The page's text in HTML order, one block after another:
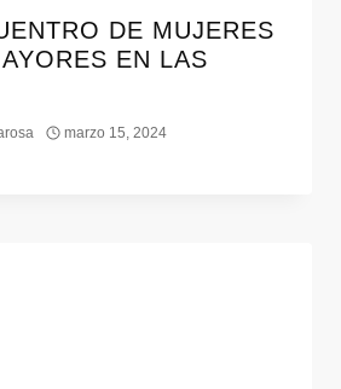
DE MUJERES
EN LAS
marzo 15, 2024